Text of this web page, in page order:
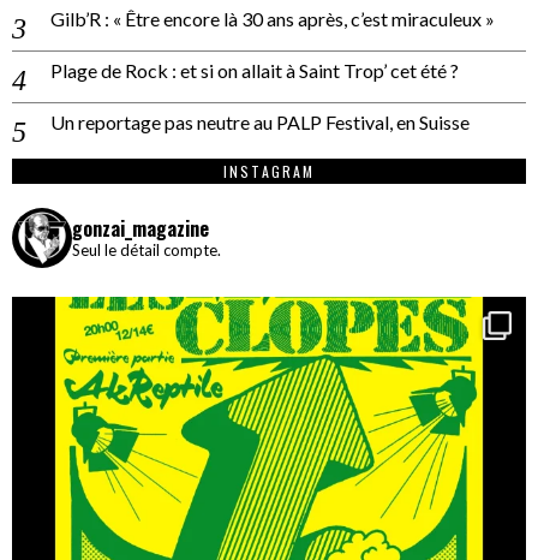
Gilb’R : « Être encore là 30 ans après, c’est miraculeux »
Plage de Rock : et si on allait à Saint Trop’ cet été ?
Un reportage pas neutre au PALP Festival, en Suisse
INSTAGRAM
gonzai_magazine
Seul le détail compte.